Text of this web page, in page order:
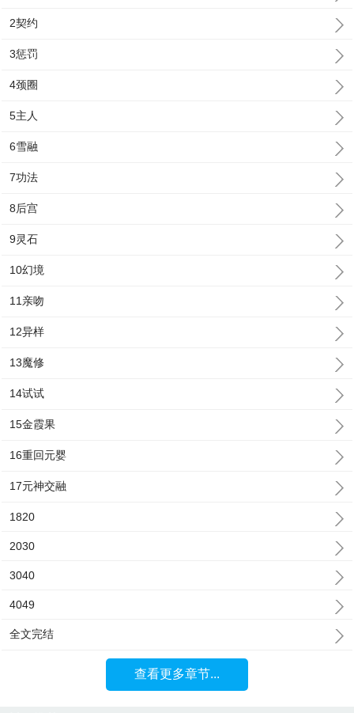
2契约
3惩罚
4颈圈
5主人
6雪融
7功法
8后宫
9灵石
10幻境
11亲吻
12异样
13魔修
14试试
15金霞果
16重回元婴
17元神交融
1820
2030
3040
4049
全文完结
查看更多章节...